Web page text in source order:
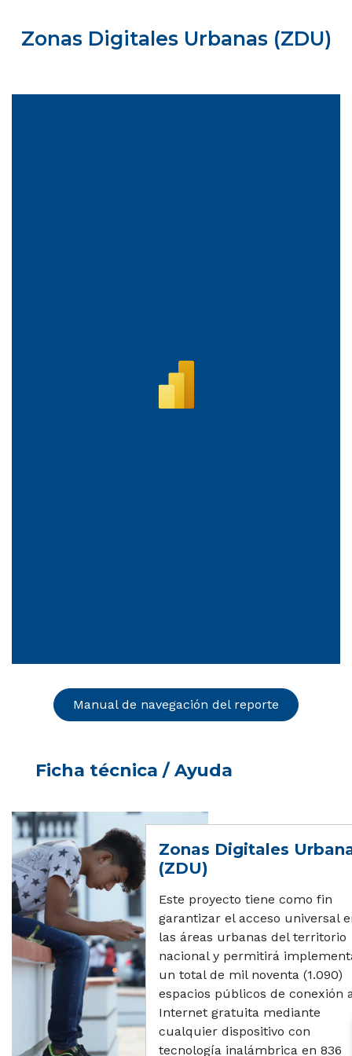
Zonas Digitales Urbanas (ZDU)
Manual de navegación del reporte
Ficha técnica / Ayuda
Zonas Digitales
(ZDU)
Este proyecto tiene como fin
garantizar el acceso universal
las áreas urbanas del territorio
nacional y permitirá
un total de mil noventa (1.090)
espacios públicos de conexión
Internet gratuita mediante
cualquier dispositivo con
tecnología inalámbrica en 836